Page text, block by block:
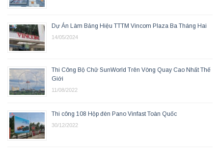
Dự Án Làm Bảng Hiệu TTTM Vincom Plaza Ba Tháng Hai
14/05/2024
Thi Công Bộ Chữ SunWorld Trên Vòng Quay Cao Nhất Thế
Giới
11/08/2022
Thi công 108 Hộp đèn Pano Vinfast Toàn Quốc
30/12/2022